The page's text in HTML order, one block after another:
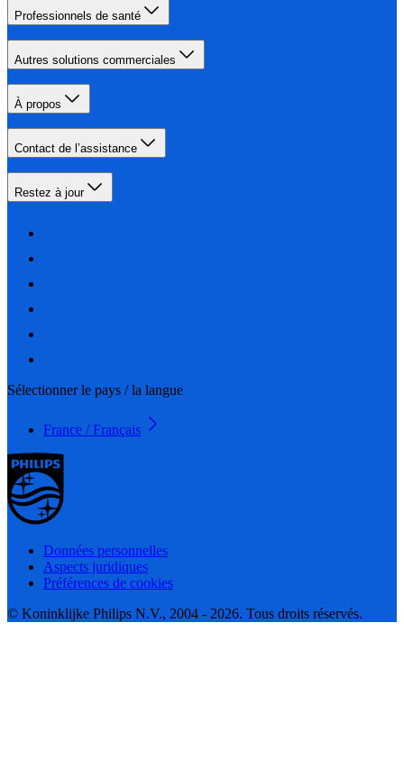
Professionnels de santé
Autres solutions commerciales
À propos
Contact de l’assistance
Restez à jour
Sélectionner le pays / la langue
France / Français
Données personnelles
Aspects juridiques
Préférences de cookies
© Koninklijke Philips N.V., 2004 - 2026. Tous droits réservés.